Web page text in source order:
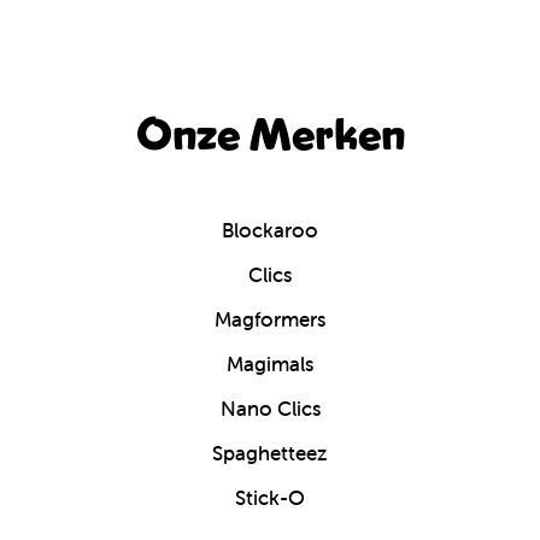
Onze Merken
Blockaroo
Clics
Magformers
Magimals
Nano Clics
Spaghetteez
Stick-O